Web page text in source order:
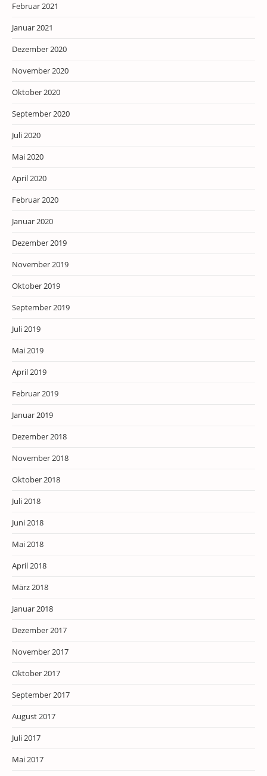
Februar 2021
Januar 2021
Dezember 2020
November 2020
Oktober 2020
September 2020
Juli 2020
Mai 2020
April 2020
Februar 2020
Januar 2020
Dezember 2019
November 2019
Oktober 2019
September 2019
Juli 2019
Mai 2019
April 2019
Februar 2019
Januar 2019
Dezember 2018
November 2018
Oktober 2018
Juli 2018
Juni 2018
Mai 2018
April 2018
März 2018
Januar 2018
Dezember 2017
November 2017
Oktober 2017
September 2017
August 2017
Juli 2017
Mai 2017